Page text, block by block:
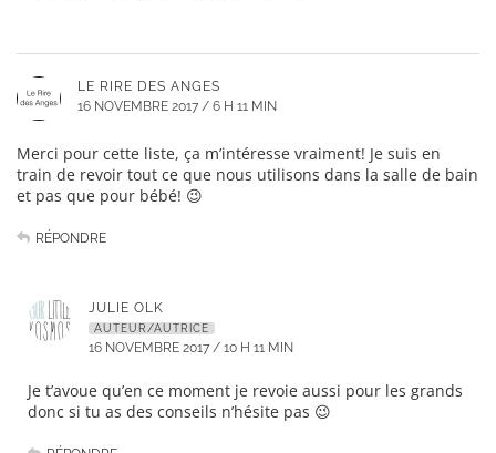
LE RIRE DES ANGES
16 NOVEMBRE 2017 / 6 H 11 MIN
Merci pour cette liste, ça m’intéresse vraiment! Je suis en
train de revoir tout ce que nous utilisons dans la salle de bain
et pas que pour bébé! 😉
RÉPONDRE
JULIE OLK
AUTEUR/AUTRICE
16 NOVEMBRE 2017 / 10 H 11 MIN
Je t’avoue qu’en ce moment je revoie aussi pour les grands
donc si tu as des conseils n’hésite pas 😉